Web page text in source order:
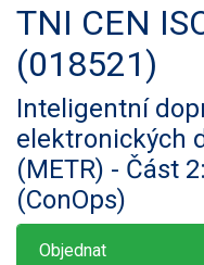
TNI CEN
(018521)
Inteligentní
elektronických
(METR) - Část
(ConOps)
Objednat